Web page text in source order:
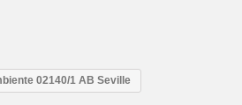
02140/1 AB Seville